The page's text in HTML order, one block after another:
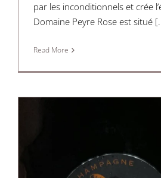
par les inconditionnels et crée
Domaine Peyre Rose est situé
Read More